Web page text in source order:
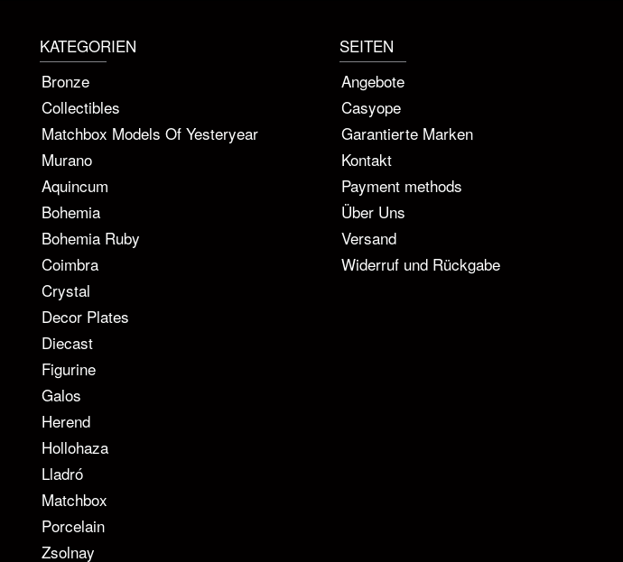
KATEGORIEN
Bronze
Collectibles
Matchbox Models Of Yesteryear
Murano
Aquincum
Bohemia
Bohemia Ruby
Coimbra
Crystal
Decor Plates
Diecast
Figurine
Galos
Herend
Hollohaza
Lladró
Matchbox
Porcelain
Zsolnay
SEITEN
Angebote
Casyope
Garantierte Marken
Kontakt
Payment methods
Über Uns
Versand
Widerruf und Rückgabe